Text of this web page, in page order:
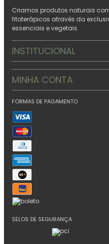
Criamos produtos naturais
fitoterápicos através da
essenciais e vegetais.
INSTITUCIONAL
MINHA CONTA
FORMAS DE PAGAMENTO
SELOS DE SEGURANÇA